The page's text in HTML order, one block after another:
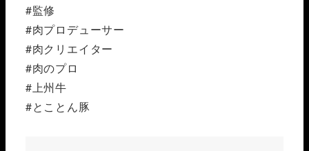
#監修
#肉プロデューサー
#肉クリエイター
#肉のプロ
#上州牛
#とことん豚